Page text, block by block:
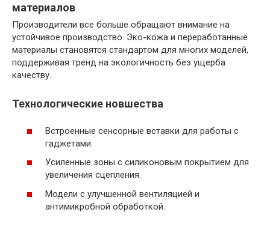
материалов
Производители все больше обращают внимание на
устойчивое производство. Эко-кожа и переработанные
материалы становятся стандартом для многих моделей,
поддерживая тренд на экологичность без ущерба
качеству.
Технологические новшества
Встроенные сенсорные вставки для работы с
гаджетами.
Усиленные зоны с силиконовым покрытием для
увеличения сцепления.
Модели с улучшенной вентиляцией и
антимикробной обработкой.